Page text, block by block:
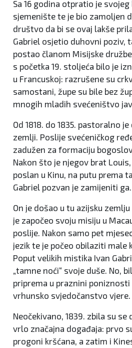
Sa 16 godina otpratio je svojeg
sjemenište te je bio zamoljen
društvo da bi se ovaj lakše
Gabriel osjetio duhovni poziv,
postao članom Misijske
s početka 19. stoljeća bilo je
u Francuskoj: razrušene su
samostani, župe su bile bez
mnogih mladih svećeništvo
Od 1818. do 1835. pastoralno
zemlji. Poslije svećeničkog
zadužen za formaciju
Nakon što je njegov brat
poslan u Kinu, na putu prema
Gabriel pozvan je zamijeniti ga.
On je došao u tu azijsku
je započeo svoju misiju u
poslije. Nakon samo pet
jezik te je počeo obilaziti male
Poput velikih mistika Ivan
„tamne noći“ svoje duše. No,
priprema u praznini poniznosti
vrhunsko svjedočanstvo vjere.
Neočekivano, 1839. zbila su se
vrlo značajna događaja: prvo
progoni kršćana, a zatim i